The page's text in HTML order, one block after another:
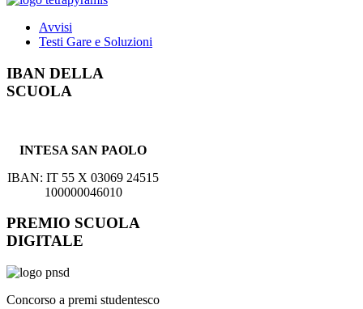
Avvisi
Testi Gare e Soluzioni
IBAN DELLA
SCUOLA
INTESA SAN PAOLO
IBAN: IT 55 X 03069 24515
100000046010
PREMIO SCUOLA
DIGITALE
Concorso a premi studentesco